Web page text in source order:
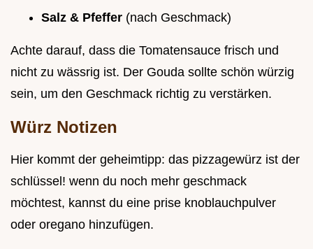
Salz & Pfeffer (nach Geschmack)
Achte darauf, dass die Tomatensauce frisch und
nicht zu wässrig ist. Der Gouda sollte schön würzig
sein, um den Geschmack richtig zu verstärken.
Würz Notizen
Hier kommt der geheimtipp: das pizzagewürz ist der
schlüssel! wenn du noch mehr geschmack
möchtest, kannst du eine prise knoblauchpulver
oder oregano hinzufügen.